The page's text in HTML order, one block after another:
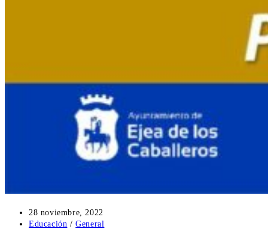
Publicación
de
28 noviembre, 2022
Categoría
Educación / General